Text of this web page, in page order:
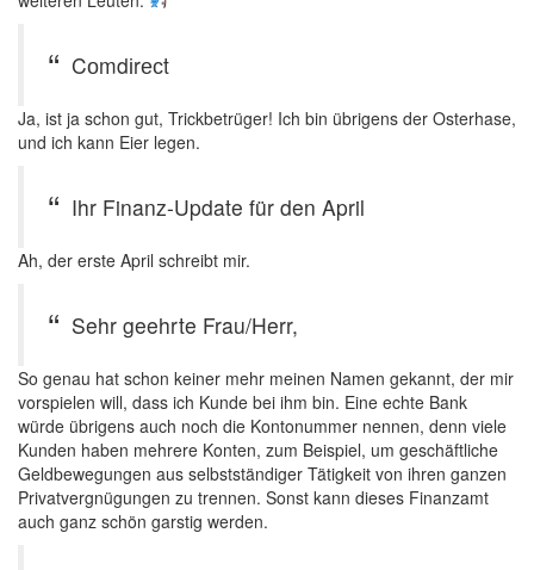
Cоmdіrесt
Ja, ist ja schon gut, Trickbetrüger! Ich bin übrigens der Osterhase,
und ich kann Eier legen.
Ihr Finanz-Update für den April
Ah, der erste April schreibt mir.
Sehr geehrte Frau/Herr,
So genau hat schon keiner mehr meinen Namen gekannt, der mir
vorspielen will, dass ich Kunde bei ihm bin. Eine echte Bank
würde übrigens auch noch die Kontonummer nennen, denn viele
Kunden haben mehrere Konten, zum Beispiel, um geschäftliche
Geldbewegungen aus selbstständiger Tätigkeit von ihren ganzen
Privatvergnügungen zu trennen. Sonst kann dieses Finanzamt
auch ganz schön garstig werden.